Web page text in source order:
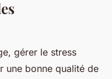
gérer le stress
une bonne qualité de